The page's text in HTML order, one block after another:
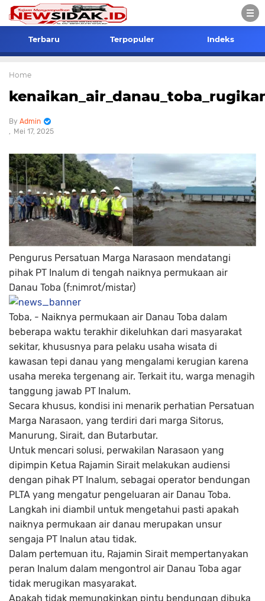
Terbaru Terpopuler Indeks
Home
Admin
Mei 17, 2025
Pengurus Persatuan Marga Narasaon mendatangi
pihak PT Inalum di tengah naiknya permukaan air
Danau Toba (f:nimrot/mistar)
Toba, - Naiknya permukaan air Danau Toba dalam
beberapa waktu terakhir dikeluhkan dari masyarakat
sekitar, khususnya para pelaku usaha wisata di
kawasan tepi danau yang mengalami kerugian karena
usaha mereka tergenang air. Terkait itu, warga menagih
tanggung jawab PT Inalum.
Secara khusus, kondisi ini menarik perhatian Persatuan
Marga Narasaon, yang terdiri dari marga Sitorus,
Manurung, Sirait, dan Butarbutar.
Untuk mencari solusi, perwakilan Narasaon yang
dipimpin Ketua Rajamin Sirait melakukan audiensi
dengan pihak PT Inalum, sebagai operator bendungan
PLTA yang mengatur pengeluaran air Danau Toba.
Langkah ini diambil untuk mengetahui pasti apakah
naiknya permukaan air danau merupakan unsur
sengaja PT Inalun atau tidak.
Dalam pertemuan itu, Rajamin Sirait mempertanyakan
peran Inalum dalam mengontrol air Danau Toba agar
tidak merugikan masyarakat.
Apakah tidak memungkinkan pintu bendungan dibuka